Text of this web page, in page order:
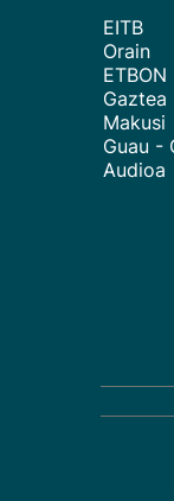
EITB
Orain
ETBON
Gaztea
Makusi
Guau -
Audioa